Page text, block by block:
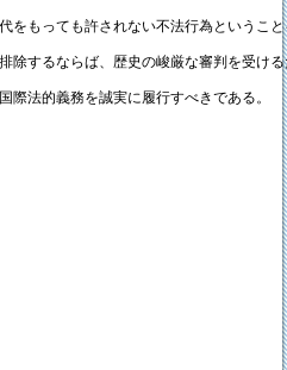
もっても許されない不法行為というこ
除するならば、歴史の峻厳な審判を受け
法的義務を誠実に履行すべきである。